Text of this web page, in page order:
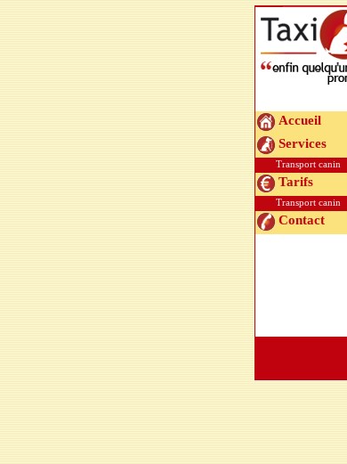
Accueil
Services
Transport canin
Tarifs
Transport canin
Contact